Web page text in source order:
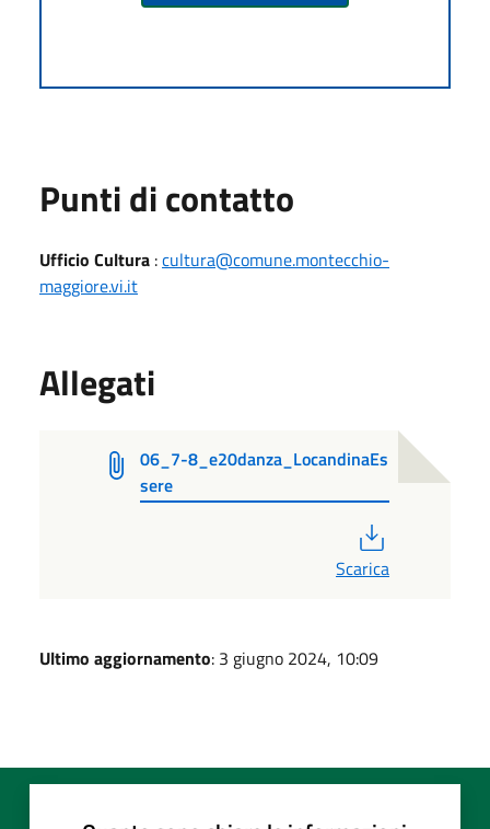
Punti di contatto
Ufficio Cultura :cultura@comune.montecchio-
maggiore.vi.it
Allegati
06_7-8_e20danza_LocandinaEs
sere
Scarica
Ultimo aggiornamento: 3 giugno 2024, 10:09